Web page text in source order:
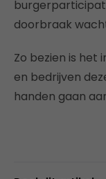
doorbraak
Zo bezien is het
en bedrijven
handen gaan